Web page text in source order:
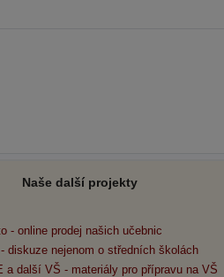
Naše další projekty
- online prodej našich učebnic
diskuze nejenom o středních školách
a další VŠ - materiály pro přípravu na VŠ